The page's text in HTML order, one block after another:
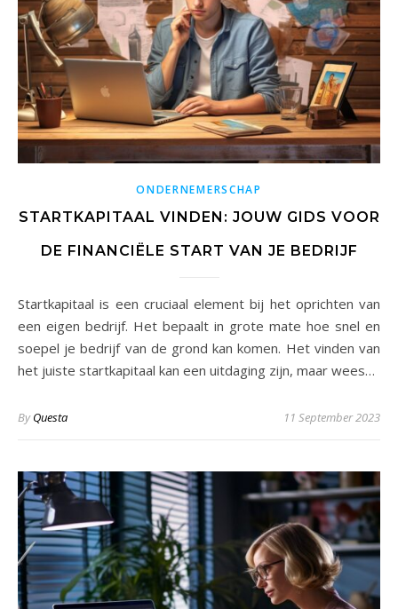
ONDERNEMERSCHAP
STARTKAPITAAL VINDEN: JOUW GIDS VOOR
DE FINANCIËLE START VAN JE BEDRIJF
Startkapitaal is een cruciaal element bij het oprichten van
een eigen bedrijf. Het bepaalt in grote mate hoe snel en
soepel je bedrijf van de grond kan komen. Het vinden van
het juiste startkapitaal kan een uitdaging zijn, maar wees…
ByQuesta 11 September 2023